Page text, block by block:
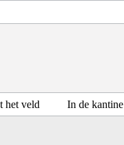
het veld In de kantine